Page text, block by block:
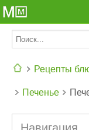
Рецепты
Печенье